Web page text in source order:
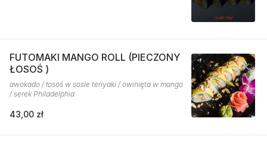
FUTOMAKI MANGO ROLL (PIECZONY
ŁOSOŚ )
awokado / łosoś w sosie teriyaki / owinięta w mango
/ serek Philadelphia
43,00 zł